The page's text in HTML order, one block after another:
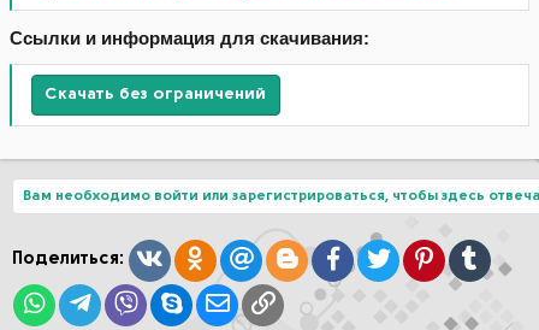
Ссылки и информация для скачивания:
Скачать без ограничений
Вам необходимо войти или зарегистрироваться, чтобы здесь
Поделиться: ВконтактеОдноклассники
Mail.ruBloggerFacebook
TwitterPinterestTumblr
WhatsAppTelegram
ViberSkypeЭлектронная почта
Ссылка